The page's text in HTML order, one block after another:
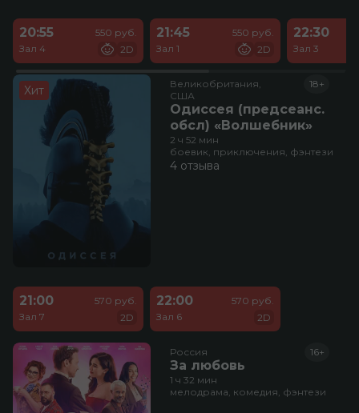
20:55
Зал 4
550 руб.
2D
21:45
Зал 1
550 руб.
2D
22:30
Зал 3
Хит
Великобритания,
США
Одиссея (предсеанс.
обсл) «Волшебник»
18+
2 ч 52 мин
боевик, приключения, фэнтези
4 отзыва
21:00
Зал 7
570 руб.
2D
22:00
Зал 6
570 руб.
2D
Россия
За любовь
16+
1 ч 32 мин
мелодрама, комедия, фэнтези